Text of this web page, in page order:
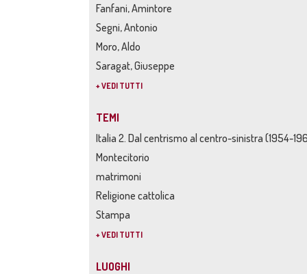
Fanfani, Amintore
Segni, Antonio
Moro, Aldo
Saragat, Giuseppe
+ VEDI TUTTI
TEMI
Italia 2. Dal centrismo al centro-sinistra (1954-
Montecitorio
matrimoni
Religione cattolica
Stampa
+ VEDI TUTTI
LUOGHI